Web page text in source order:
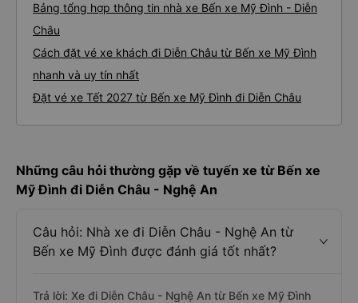
Bảng tổng hợp thông tin nhà xe Bến xe Mỹ Đình - Diễn
Châu
Cách đặt vé xe khách đi Diễn Châu từ Bến xe Mỹ Đình
nhanh và uy tín nhất
Đặt vé xe Tết 2027 từ Bến xe Mỹ Đình đi Diễn Châu
Những câu hỏi thường gặp về tuyến xe từ Bến xe
Mỹ Đình đi Diễn Châu - Nghệ An
Câu hỏi: Nhà xe đi Diễn Châu - Nghệ An từ
Bến xe Mỹ Đình được đánh giá tốt nhất?
Trả lời: Xe đi Diễn Châu - Nghệ An từ Bến xe Mỹ Đình